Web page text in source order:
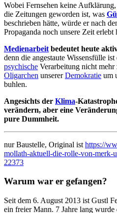
Wobei Fernsehen keine
die Zeitungen geworden ist, was
beschrieben hätte, würde er nach
Propaganda noch unsere Zeit erlebt
Medienarbeit bedeutet heute
denn die angestaute Wissensfülle ist
psychische Verarbeitung nicht
Oligarchen unsererDemokratie um
buhlen.
Angesichts der Klima-
verändern, aber eine
pure Dummheit.
nur Baustelle, Original ist https://
mollath-aktuell-die-rolle-von-merk-
22373
Warum war er gefangen?
Seit dem 6. August 2013 ist Gustl
ein freier Mann. 7 Jahre lang